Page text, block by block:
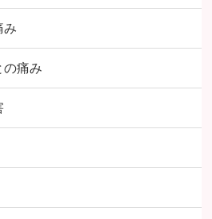
み
の痛み